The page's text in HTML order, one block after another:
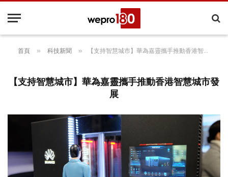
首頁 » 科技新聞 » 【支持智慧城市】華為嘉靈攜手推動香港智慧城市發展
【支持智慧城市】華為嘉靈攜手推動香港智慧城市發
展